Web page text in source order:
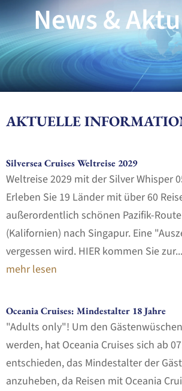
News &
AKTUELLE
Silversea Cruises Weltreise 2029
Weltreise 2029 mit der Silver Whisper
Erleben Sie 19 Länder mit über 60
außerordentlich schönen Pazifik-
(Kalifornien) nach Singapur. Eine
vergessen wird. HIER kommen Sie zur...
mehr lesen
Oceania Cruises: Mindestalter 18 Jahre
"Adults only"! Um den
werden, hat Oceania Cruises sich ab
entschieden, das Mindestalter der
anzuheben, da Reisen mit Oceania